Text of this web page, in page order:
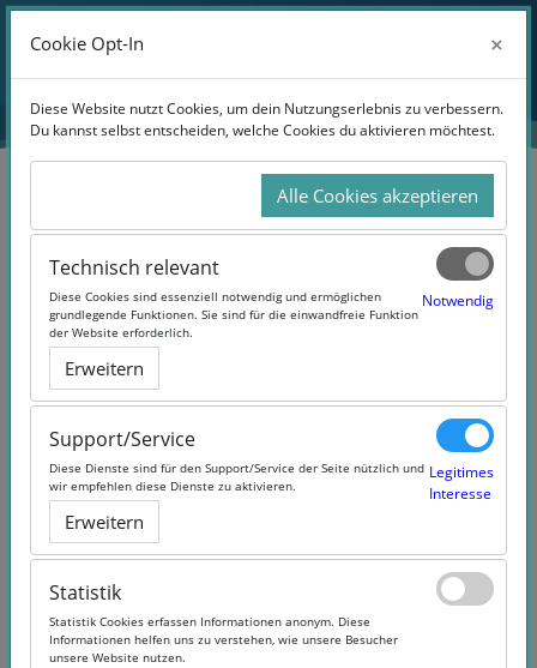
Zum Hauptinhalt
Kontoerstellung abbrechen
Anmeldename oder E-Mail
Kennwort
Anmelden
Kennwort vergessen?
Verwende dein Nutzerkonto
bei:
Cookie Opt-In ×
Diese Website nutzt Cookies, um dein Nutzungserlebnis zu verbessern.
Du kannst selbst entscheiden, welche Cookies du aktivieren möchtest.
Alle Cookies akzeptieren
Technisch relevant
Diese Cookies sind essenziell notwendig und ermöglichen
grundlegende Funktionen. Sie sind für die einwandfreie Funktion
der Website erforderlich.
Notwendig
Erweitern
Support/Service
Diese Dienste sind für den Support/Service der Seite nützlich und
wir empfehlen diese Dienste zu aktivieren.
Legitimes
Interesse
Erweitern
Statistik
Statistik Cookies erfassen Informationen anonym. Diese
Informationen helfen uns zu verstehen, wie unsere Besucher
unsere Website nutzen.
Cookie Opt-In ×
Diese Website nutzt Cookies, um dein Nutzungserlebnis zu verbessern.
Du kannst selbst entscheiden, welche Cookies du aktivieren möchtest.
Alle Cookies akzeptieren
Technisch relevant
Diese Cookies sind essenziell notwendig und ermöglichen
grundlegende Funktionen. Sie sind für die einwandfreie Funktion
der Website erforderlich.
Notwendig
Erweitern
Support/Service
Diese Dienste sind für den Support/Service der Seite nützlich und
wir empfehlen diese Dienste zu aktivieren.
Legitimes
Interesse
Erweitern
Statistik
Statistik Cookies erfassen Informationen anonym. Diese
Informationen helfen uns zu verstehen, wie unsere Besucher
unsere Website nutzen.